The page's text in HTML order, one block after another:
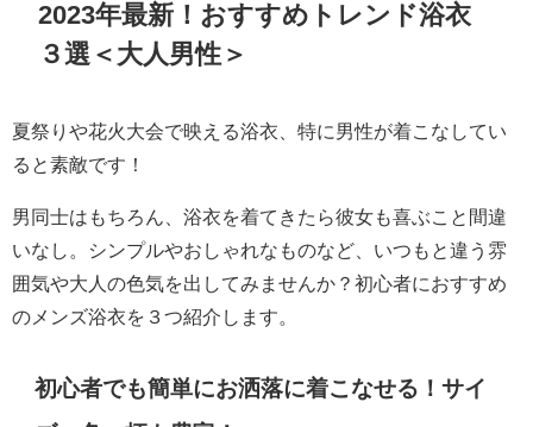
2023年最新！おすすめトレンド浴衣
３選＜大人男性＞
夏祭りや花火大会で映える浴衣、特に男性が着こなしてい
ると素敵です！
男同士はもちろん、浴衣を着てきたら彼女も喜ぶこと間違
いなし。シンプルやおしゃれなものなど、いつもと違う雰
囲気や大人の色気を出してみませんか？初心者におすすめ
のメンズ浴衣を３つ紹介します。
初心者でも簡単にお洒落に着こなせる！サイ